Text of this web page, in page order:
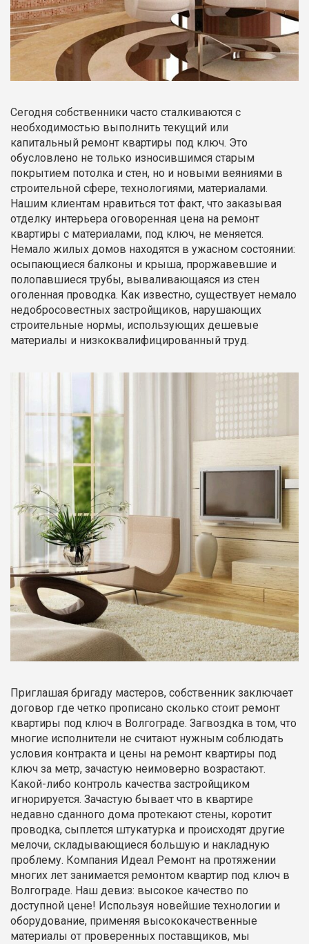
Сегодня собственники часто сталкиваются с
необходимостью выполнить текущий или
капитальный ремонт квартиры под ключ. Это
обусловлено не только износившимся старым
покрытием потолка и стен, но и новыми веяниями в
строительной сфере, технологиями, материалами.
Нашим клиентам нравиться тот факт, что заказывая
отделку интерьера оговоренная цена на ремонт
квартиры с материалами, под ключ, не меняется.
Немало жилых домов находятся в ужасном состоянии:
осыпающиеся балконы и крыша, проржавевшие и
полопавшиеся трубы, вываливающаяся из стен
оголенная проводка. Как известно, существует немало
недобросовестных застройщиков, нарушающих
строительные нормы, использующих дешевые
материалы и низкоквалифицированный труд.
Приглашая бригаду мастеров, собственник заключает
договор где четко прописано сколько стоит ремонт
квартиры под ключ в Волгограде. Загвоздка в том, что
многие исполнители не считают нужным соблюдать
условия контракта и цены на ремонт квартиры под
ключ за метр, зачастую неимоверно возрастают.
Какой-либо контроль качества застройщиком
игнорируется. Зачастую бывает что в квартире
недавно сданного дома протекают стены, коротит
проводка, сыплется штукатурка и происходят другие
мелочи, складывающиеся большую и накладную
проблему. Компания Идеал Ремонт на протяжении
многих лет занимается ремонтом квартир под ключ в
Волгограде. Наш девиз: высокое качество по
доступной цене! Используя новейшие технологии и
оборудование, применяя высококачественные
материалы от проверенных поставщиков, мы